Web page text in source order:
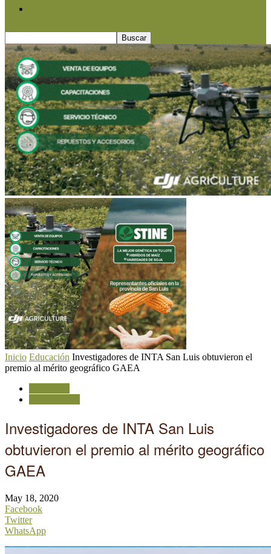
Inicio Educación Investigadores de INTA San Luis obtuvieron el
premio al mérito geográfico GAEA
Investigadores de INTA San Luis
obtuvieron el premio al mérito geográfico
GAEA
May 18, 2020
Facebook
Twitter
WhatsApp